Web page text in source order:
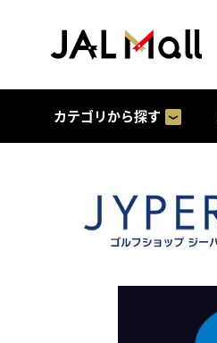
カテゴリから探す